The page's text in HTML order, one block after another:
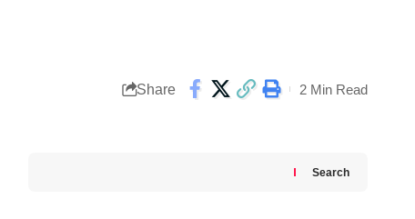
Share 2 Min Read
Search